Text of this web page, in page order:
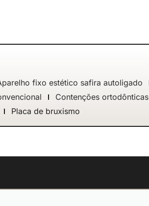
fixo estético safira autoligado
Contenções ortodônticas
Placa de bruxismo